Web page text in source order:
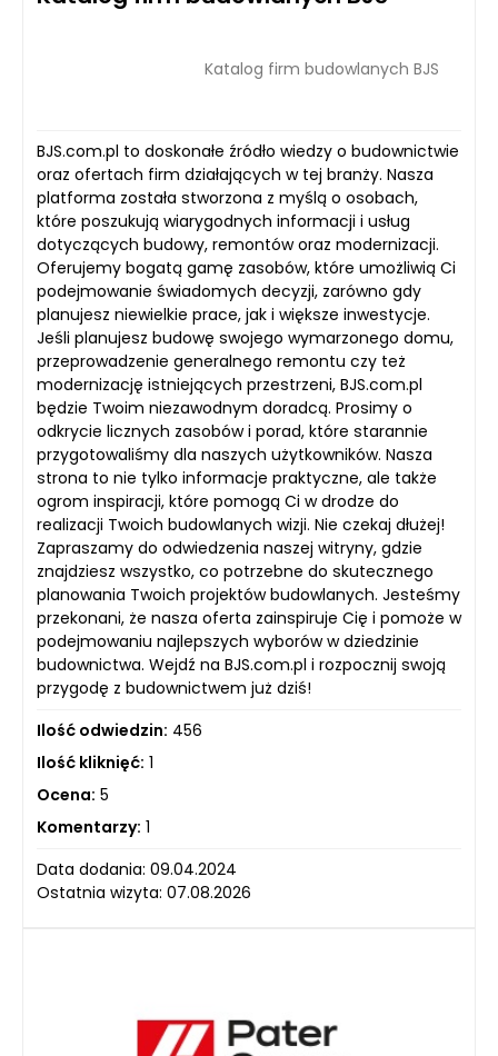
Katalog firm budowlanych BJS
BJS.com.pl to doskonałe źródło wiedzy o budownictwie
oraz ofertach firm działających w tej branży. Nasza
platforma została stworzona z myślą o osobach,
które poszukują wiarygodnych informacji i usług
dotyczących budowy, remontów oraz modernizacji.
Oferujemy bogatą gamę zasobów, które umożliwią Ci
podejmowanie świadomych decyzji, zarówno gdy
planujesz niewielkie prace, jak i większe inwestycje.
Jeśli planujesz budowę swojego wymarzonego domu,
przeprowadzenie generalnego remontu czy też
modernizację istniejących przestrzeni, BJS.com.pl
będzie Twoim niezawodnym doradcą. Prosimy o
odkrycie licznych zasobów i porad, które starannie
przygotowaliśmy dla naszych użytkowników. Nasza
strona to nie tylko informacje praktyczne, ale także
ogrom inspiracji, które pomogą Ci w drodze do
realizacji Twoich budowlanych wizji. Nie czekaj dłużej!
Zapraszamy do odwiedzenia naszej witryny, gdzie
znajdziesz wszystko, co potrzebne do skutecznego
planowania Twoich projektów budowlanych. Jesteśmy
przekonani, że nasza oferta zainspiruje Cię i pomoże w
podejmowaniu najlepszych wyborów w dziedzinie
budownictwa. Wejdź na BJS.com.pl i rozpocznij swoją
przygodę z budownictwem już dziś!
Ilość odwiedzin: 456
Ilość kliknięć: 1
Ocena: 5
Komentarzy: 1
Data dodania: 09.04.2024
Ostatnia wizyta: 07.08.2026